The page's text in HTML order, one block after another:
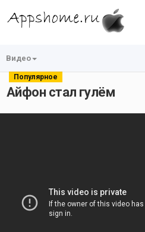
Видео
Популярное
Айфон стал гулём